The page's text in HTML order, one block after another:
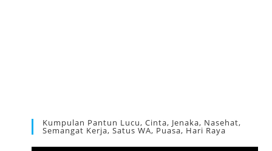
Kumpulan Pantun Lucu, Cinta, Jenaka, Nasehat,
Semangat Kerja, Satus WA, Puasa, Hari Raya